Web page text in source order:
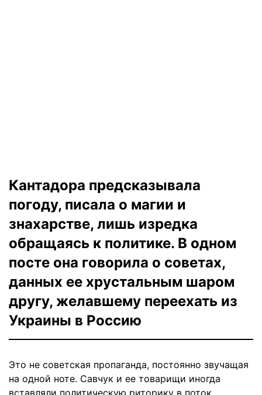
Кантадора предсказывала
погоду, писала о магии и
знахарстве, лишь изредка
обращаясь к политике. В одном
посте она говорила о советах,
данных ее хрустальным шаром
другу, желавшему переехать из
Украины в Россию
Это не советская пропаганда, постоянно звучащая
на одной ноте. Савчук и ее товарищи иногда
вставляли политическую риторику в поток